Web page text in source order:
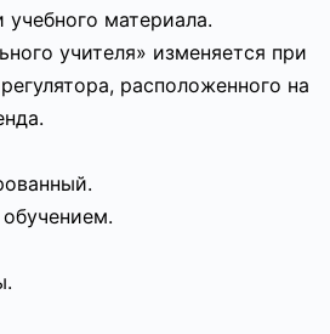
материала.
учителя» изменяется при
расположенного на